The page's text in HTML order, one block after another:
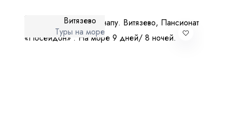
Витязево
Туры на море